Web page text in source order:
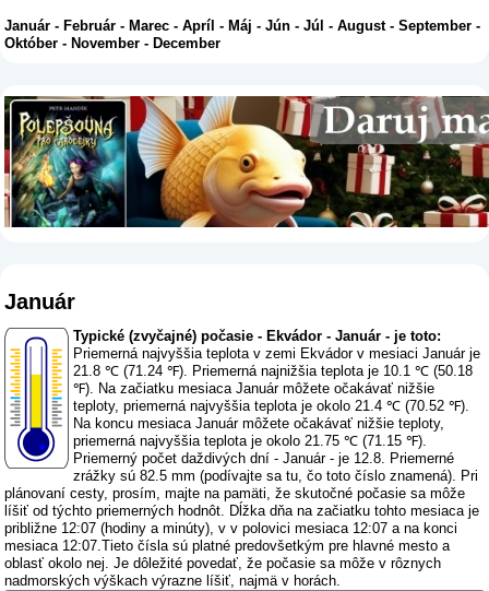
Január -Február -Marec -Apríl -Máj -Jún -Júl -August-September -
Október -November -December
Január
Typické (zvyčajné) počasie - Ekvádor - Január - je toto:
Priemerná najvyššia teplota v zemi Ekvádor v mesiaci Január je
21.8 ℃ (71.24 ℉). Priemerná najnižšia teplota je 10.1 ℃ (50.18
℉). Na začiatku mesiaca Január môžete očakávať nižšie
teploty, priemerná najvyššia teplota je okolo 21.4 ℃ (70.52 ℉).
Na koncu mesiaca Január môžete očakávať nižšie teploty,
priemerná najvyššia teplota je okolo 21.75 ℃ (71.15 ℉).
Priemerný počet daždivých dní - Január - je 12.8. Priemerné
zrážky sú 82.5 mm (podívajte sa tu, čo toto číslo znamená). Pri
plánovaní cesty, prosím, majte na pamäti, že skutočné počasie sa môže
líšiť od týchto priemerných hodnôt. Dĺžka dňa na začiatku tohto mesiaca je
približne 12:07 (hodiny a minúty), v v polovici mesiaca 12:07 a na konci
mesiaca 12:07.Tieto čísla sú platné predovšetkým pre hlavné mesto a
oblasť okolo nej. Je dôležité povedať, že počasie sa môže v rôznych
nadmorských výškach výrazne líšiť, najmä v horách.